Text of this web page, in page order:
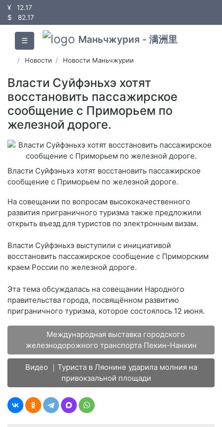
¥
12.17
$
82.17
☰ Маньчжурия - 满洲里
Новости Новости Маньчжурии
Власти Суйфэньхэ хотят
восстановить пассажирское
сообщение с Приморьем по
железной дороге.
Власти Суйфэньхэ хотят восстановить пассажирское
сообщение с Приморьем по железной дороге.
На совещании по вопросам высококачественного
развития приграничного туризма также предложили
открыть въезд для туристов по электронным визам.
Власти Суйфэньхэ выступили с инициативой
восстановить пассажирское сообщение с Приморским
краем России по железной дороге.
Эта тема обсуждалась на совещании Народного
правительства города, посвящённом развитию
приграничного туризма, которое состоялось 12 июня.
Международная выставка городского
железнодорожного транспорта Пекин-Нанкин
Видео ｜Туриста в Ляонине ударила молния на
привокзальной площади